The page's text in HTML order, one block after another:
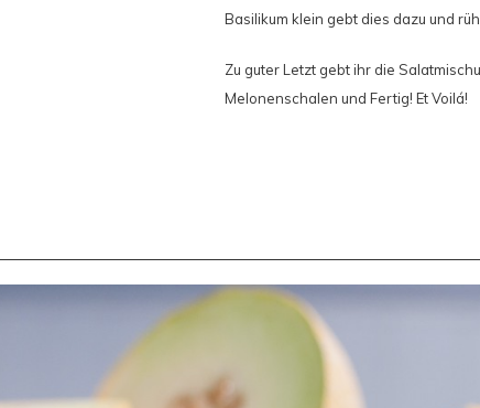
Basilikum klein gebt dies dazu und
Zu guter Letzt gebt ihr die
Melonenschalen und Fertig! Et Voilá!